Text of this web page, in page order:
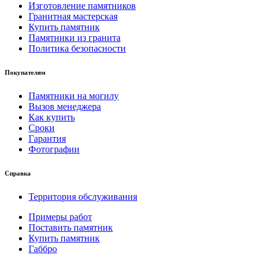
Изготовление памятников
Гранитная мастерская
Купить памятник
Памятники из гранита
Политика безопасности
Покупателям
Памятники на могилу
Вызов менеджера
Как купить
Сроки
Гарантия
Фотографии
Справка
Территория обслуживания
Примеры работ
Поставить памятник
Купить памятник
Габбро